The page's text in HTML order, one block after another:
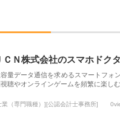
ＣＮ株式会社のスマホドク
量データ通信を求めるスマートフォ
視聴やオンラインゲームを頻繁に楽し
業（専門職種）][公認会計士事務所]